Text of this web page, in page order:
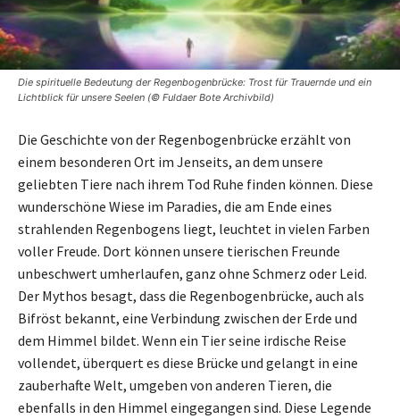
Die spirituelle Bedeutung der Regenbogenbrücke: Trost für Trauernde und ein
Lichtblick für unsere Seelen (© Fuldaer Bote Archivbild)
Die Geschichte von der Regenbogenbrücke erzählt von
einem besonderen Ort im Jenseits, an dem unsere
geliebten Tiere nach ihrem Tod Ruhe finden können. Diese
wunderschöne Wiese im Paradies, die am Ende eines
strahlenden Regenbogens liegt, leuchtet in vielen Farben
voller Freude. Dort können unsere tierischen Freunde
unbeschwert umherlaufen, ganz ohne Schmerz oder Leid.
Der Mythos besagt, dass die Regenbogenbrücke, auch als
Bifröst bekannt, eine Verbindung zwischen der Erde und
dem Himmel bildet. Wenn ein Tier seine irdische Reise
vollendet, überquert es diese Brücke und gelangt in eine
zauberhafte Welt, umgeben von anderen Tieren, die
ebenfalls in den Himmel eingegangen sind. Diese Legende